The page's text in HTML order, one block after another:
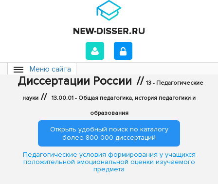
Меню сайта
Диссертации России // 13 - Педагогические
науки // 13.00.01 - Общая педагогика, история педагогики и
образования
Открыть удобный поиск по каталогу
более 800 000 диссертаций
Педагогические условия формирования у учащихся
положительной эмоциональной оценки изучаемого
предмета